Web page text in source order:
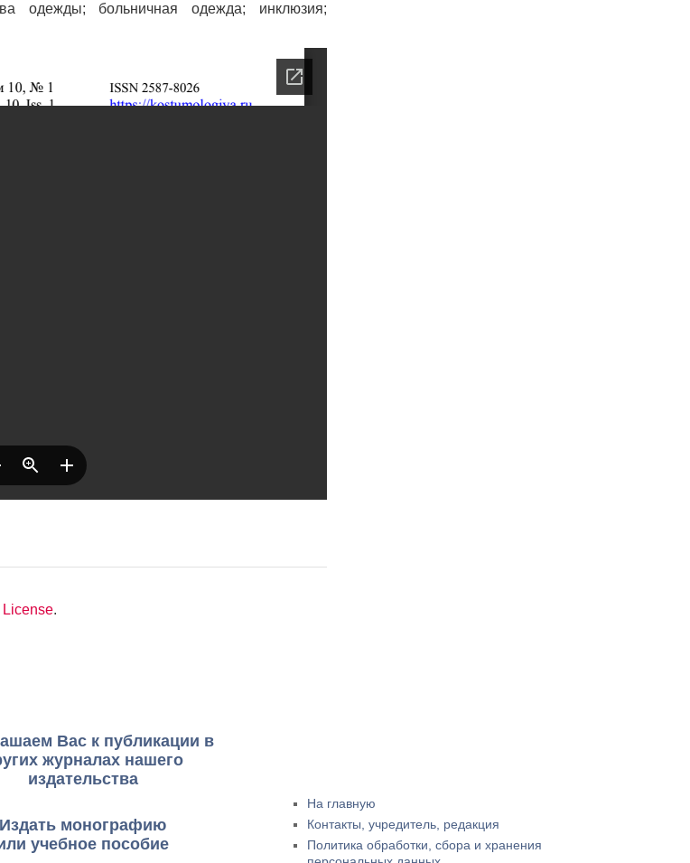
одежды; больничная одежда; инклюзия;
License.
Вас к публикации в
журналах нашего
издательства
Издать монографию
учебное пособие
На главную
Контакты, учредитель, редакция
Политика обработки, сбора и хранения